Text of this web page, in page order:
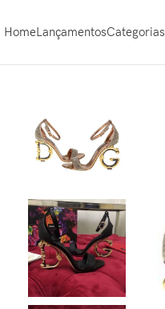
HomeLançamentosCategorias